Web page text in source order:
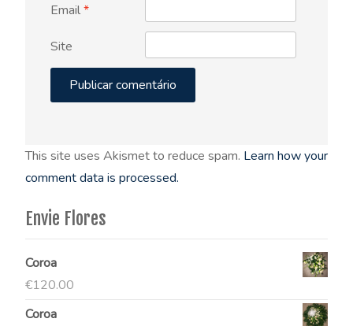
Email*
Site
This site uses Akismet to reduce spam. Learn how your
comment data is processed.
Envie Flores
Coroa
€120.00
Coroa